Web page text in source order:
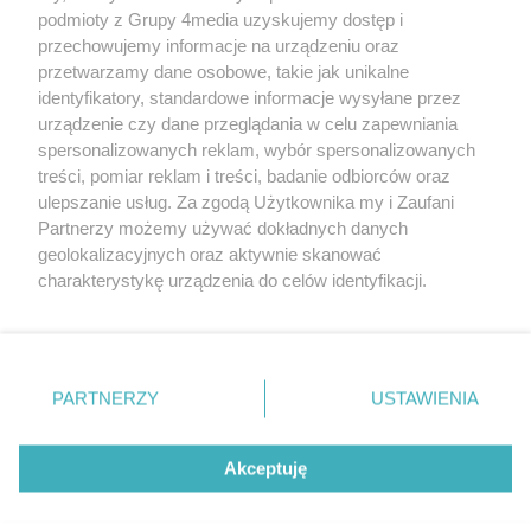
Reklama Kontakt Regulamin
Dystrybucja
Regulamin prenumeraty
Polityka Prywatności
Zapisz się do newslettera
Dołącz do grona ludzi najlepiej poinformowanych!
Zapisz się »
podmioty z Grupy 4media uzyskujemy dostęp i
przechowujemy informacje na urządzeniu oraz
przetwarzamy dane osobowe, takie jak unikalne
identyfikatory, standardowe informacje wysyłane przez
urządzenie czy dane przeglądania w celu zapewniania
spersonalizowanych reklam, wybór spersonalizowanych
treści, pomiar reklam i treści, badanie odbiorców oraz
ulepszanie usług. Za zgodą Użytkownika my i Zaufani
Partnerzy możemy używać dokładnych danych
geolokalizacyjnych oraz aktywnie skanować
charakterystykę urządzenia do celów identyfikacji.
zmienić/wycofać klikając przycisk ustawień prywatności
znajdujący się w lewym dolnym rogu strony
. Niektóre
użytkownika, ale masz prawo sprzeciwić się takiemu
przetwarzaniu. Preferencje będą miały zastosowania tylko
PARTNERZY USTAWIENIA
Akceptuję